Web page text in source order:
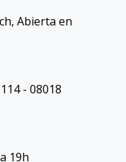
Abierta en
- 08018
19h